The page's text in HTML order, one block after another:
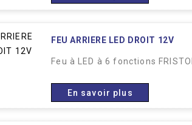
FEU ARRIERE LED DROIT 12V
Feu à LED à 6 fonctions
En savoir plus